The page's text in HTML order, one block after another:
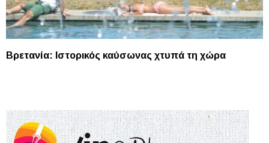
Βρετανία: Ιστορικός καύσωνας χτυπά τη χώρα